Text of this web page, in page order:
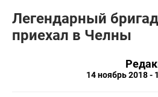
Легендарный
приехал в Челны
14 ноябрь 2018 -